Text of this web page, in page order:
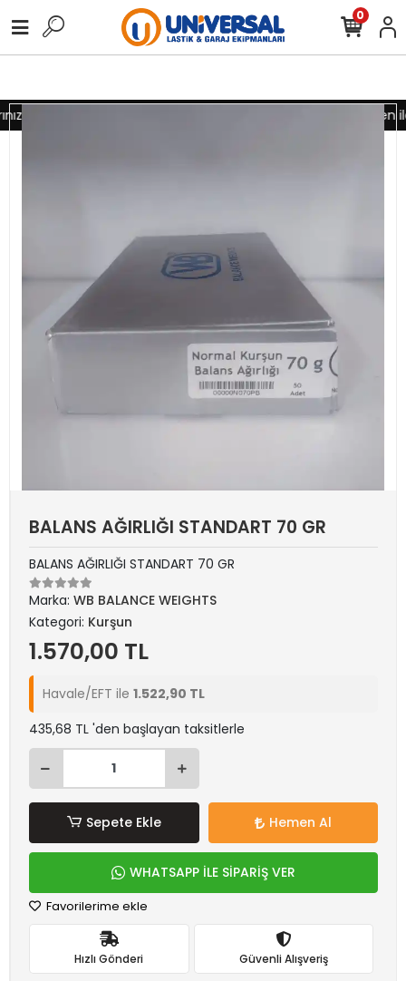
için lütfen iletişime geçiniz Toptan alımlarınız için lütfen
0
BALANS AĞIRLIĞI STANDART 70 GR
BALANS AĞIRLIĞI STANDART 70 GR
Marka: WB BALANCE WEIGHTS
Kategori: Kurşun
1.570,00 TL
Havale/EFT ile 1.522,90 TL
435,68 TL 'den başlayan taksitlerle
Sepete Ekle Hemen Al
WHATSAPP İLE SİPARİŞ VER
Favorilerime ekle
Hızlı Gönderi Güvenli Alışveriş